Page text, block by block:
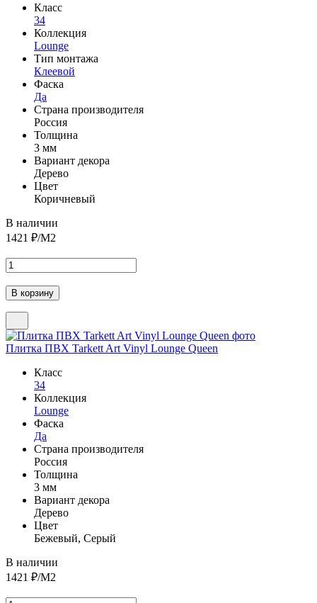
Класс
34
Коллекция
Lounge
Тип монтажа
Клеевой
Фаска
Да
Страна производителя
Россия
Толщина
3 мм
Вариант декора
Дерево
Цвет
Коричневый
В наличии
1421 ₽/М2
Плитка ПВХ Tarkett Art Vinyl Lounge Queen
Класс
34
Коллекция
Lounge
Фаска
Да
Страна производителя
Россия
Толщина
3 мм
Вариант декора
Дерево
Цвет
Бежевый, Серый
В наличии
1421 ₽/М2